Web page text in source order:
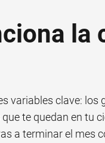
la
variables clave: los
te quedan en tu
a terminar el mes